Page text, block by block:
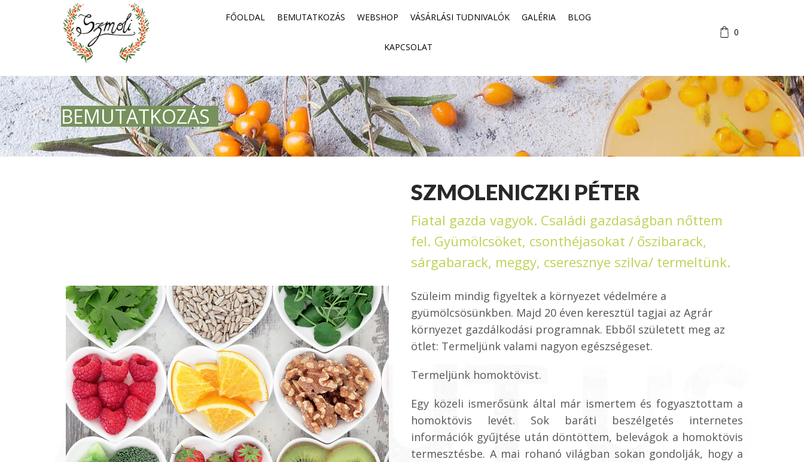
FŐOLDAL BEMUTATKOZÁS WEBSHOP VÁSÁRLÁSI TUDNIVALÓK GALÉRIA BLOG
KAPCSOLAT
0
BEMUTATKOZÁS
SZMOLENICZKI PÉTER
Fiatal gazda vagyok. Családi gazdaságban nőttem
fel. Gyümölcsöket, csonthéjasokat / őszibarack,
sárgabarack, meggy, cseresznye szilva/ termeltünk.
Szüleim mindig figyeltek a környezet védelmére a
gyümölcsösünkben. Majd 20 éven keresztül tagjai az Agrár
környezet gazdálkodási programnak. Ebből született meg az
ötlet: Termeljünk valami nagyon egészségeset.
Termeljünk homoktövist.
Egy közeli ismerősünk által már ismertem és fogyasztottam a
homoktövis levét. Sok baráti beszélgetés internetes
információk gyűjtése után döntöttem, belevágok a homoktövis
termesztésbe. A mai rohanó világban sokan gondolják, hogy a